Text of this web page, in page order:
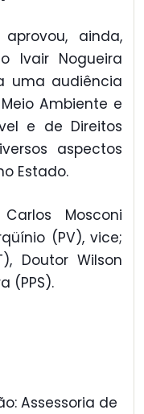
ainda,
Ivair Nogueira
uma audiência
Ambiente e
e de Direitos
aspectos
Estado.
Mosconi
(PV), vice;
Doutor Wilson
(PPS).
Assessoria de